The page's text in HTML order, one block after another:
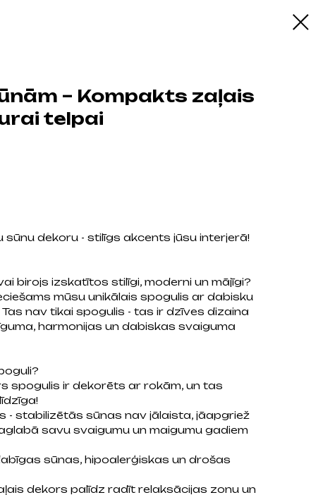
– Kompakts zaļais
telpai
sūnu dekoru - stilīgs akcents jūsu interjerā!
birojs izskatītos stilīgi, moderni un mājīgi?
mūsu unikālais spogulis ar dabisku
nav tikai spogulis - tas ir dzīves dizaina
harmonijas un dabiskas svaiguma
spogulis ir dekorēts ar rokām, un tas
- stabilizētās sūnas nav jālaista, jāapgriež
savu svaigumu un maigumu gadiem
sūnas, hipoalerģiskas un drošas
dekors palīdz radīt relaksācijas zonu un